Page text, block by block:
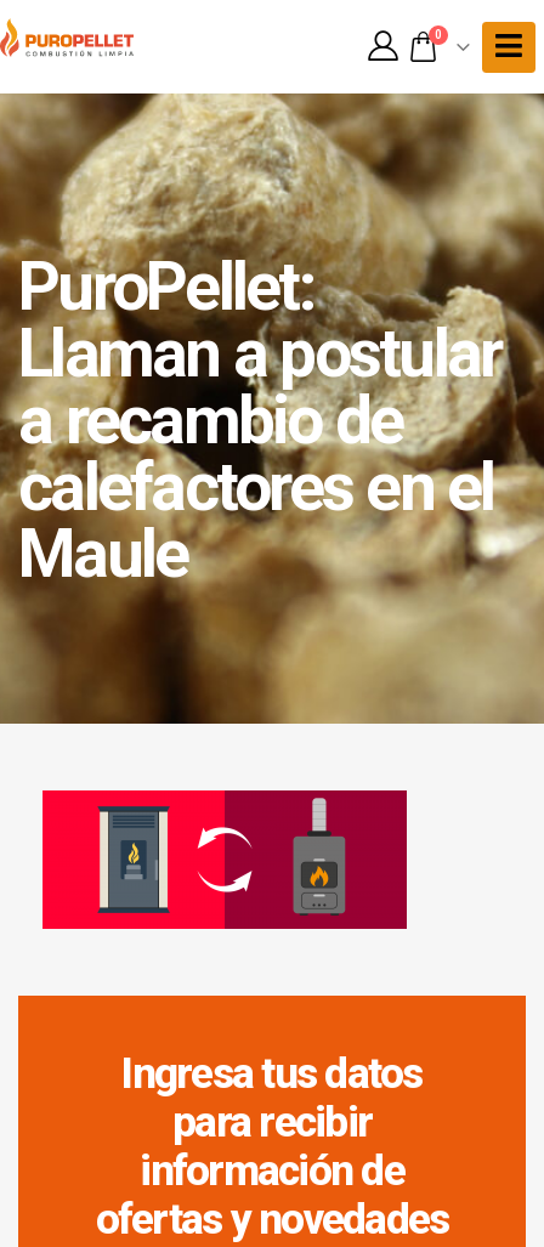
0
PuroPellet:
Llaman a postular
a recambio de
calefactores en el
Maule
Ingresa tus datos
para recibir
información de
ofertas y novedades